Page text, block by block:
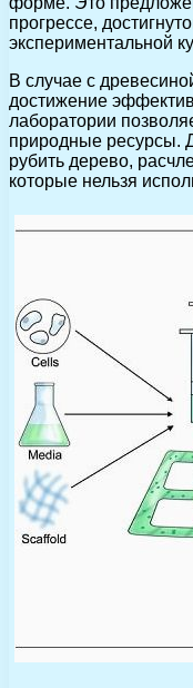
прогрессе,
экспериментальной
В случае с
достижение
лаборатории
природные ресурсы.
рубить дерево,
которые нельзя